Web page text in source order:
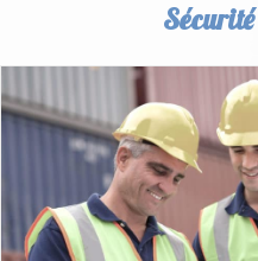
SÉCURITÉ
prévenir les risques